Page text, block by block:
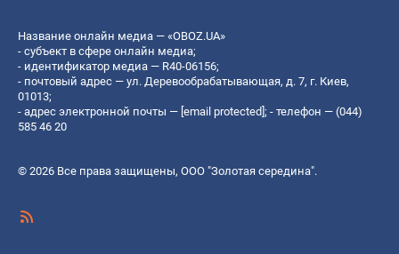
Название онлайн медиа — «OBOZ.UA»
- субъект в сфере онлайн медиа;
- идентификатор медиа — R40-06156;
- почтовый адрес — ул. Деревообрабатывающая, д. 7, г. Киев,
01013;
- адрес электронной почты — [email protected] ; - телефон — (044)
585 46 20
© 2026 Все права защищены, ООО "Золотая середина".